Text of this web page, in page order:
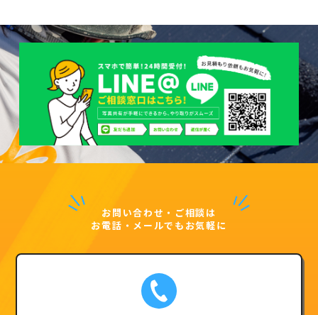
お問い合わせ・ご相談は
お電話・メールでもお気軽に